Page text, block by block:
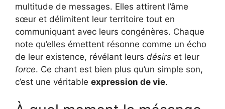
multitude de messages. Elles attirent l’âme
sœur et délimitent leur territoire tout en
communiquant avec leurs congénères. Chaque
note qu’elles émettent résonne comme un écho
de leur existence, révélant leurs désirs et leur
force. Ce chant est bien plus qu’un simple son,
c’est une véritable expression de vie.